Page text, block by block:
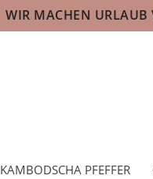
WIR MACHEN URLAUB
KAMBODSCHA PFEFFER